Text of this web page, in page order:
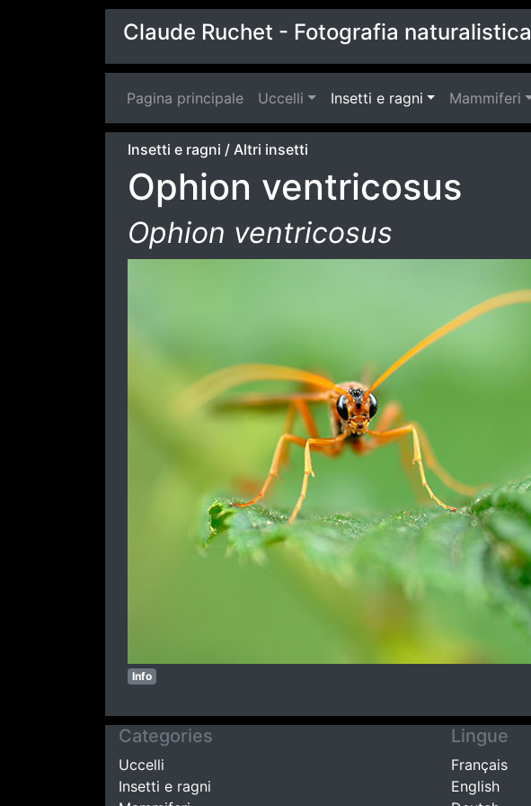
Claude Ruchet - Fotografia naturalistica
Pagina principale (current)
Uccelli Insetti e ragni Mammiferi
Insetti e ragni / Altri insetti
Ophion ventricosus
Ophion ventricosus
Info
Categories
Uccelli
Insetti e ragni
Lingue
Français
English